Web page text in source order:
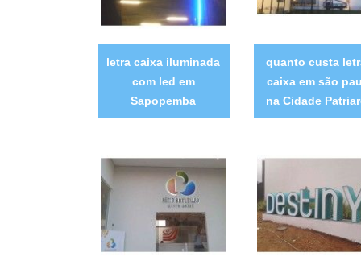
letra caixa iluminada
com led em
Sapopemba
quanto custa
caixa em são
na Cidade